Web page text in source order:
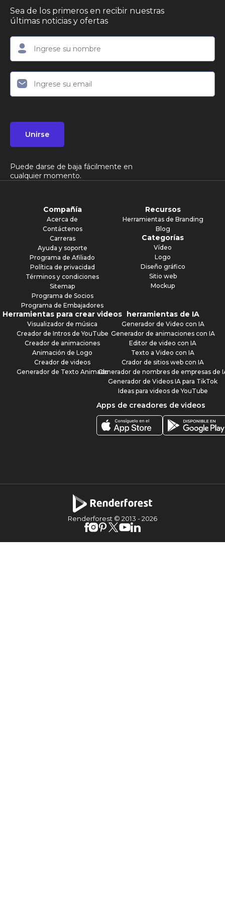
Sea de los primeros en recibir nuestras
últimas noticias y ofertas
Unirse
Puede darse de baja fácilmente en
cualquier momento.
Compañía
Acerca de
Contáctenos
Carreras
Ayuda y soporte
Programa de Afiliado
Política de privacidad
Términos y condiciones
Sitemap
Programa de Socios
Programa de Embajadores
Recursos
Herramientas de Branding
Blog
Categorías
Vídeo
Logo
Diseño gráfico
Sitio web
Mockup
Herramientas para crear videos
Visualizador de música
Creador de Intros de YouTube
Creador de animaciones
Animación de Logo
Creador de videos
Generador de Texto Animado
herramientas de IA
Generador de Video con IA
Generador de animaciones con IA
Editor de video con IA
Texto a Video con IA
Crador de sitios web con IA
Generador de nombres de empresas de
Generador de Videos IA para TikTok
Ideas para videos de YouTube
Apps de creadores de videos
Renderforest © 2013 -2026